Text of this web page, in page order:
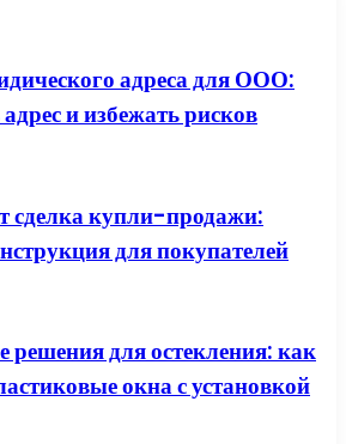
адреса для ООО:
и избежать рисков
сделка купли-продажи:
для покупателей
решения для остекления: как
окна с установкой